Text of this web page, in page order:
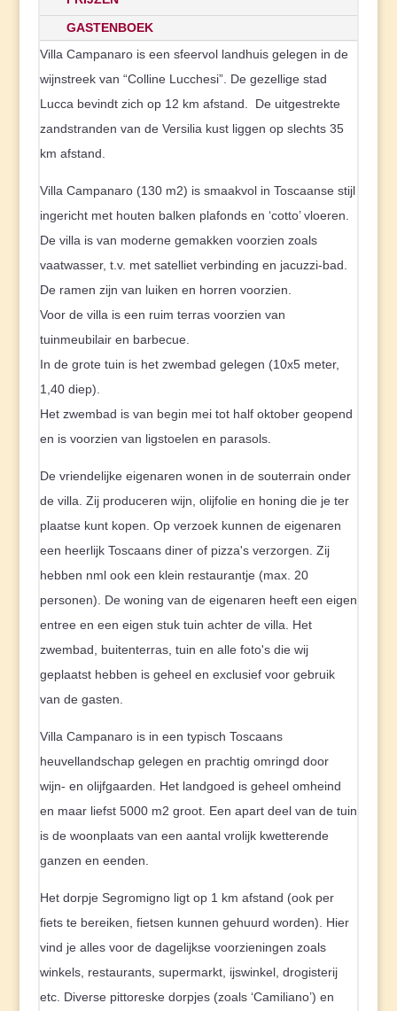
GASTENBOEK
Villa Campanaro is een sfeervol landhuis gelegen in de
wijnstreek van “Colline Lucchesi”. De gezellige stad
Lucca bevindt zich op 12 km afstand. De uitgestrekte
zandstranden van de Versilia kust liggen op slechts 35
km afstand.
Villa Campanaro (130 m2) is smaakvol in Toscaanse stijl
ingericht met houten balken plafonds en ‘cotto’ vloeren.
De villa is van moderne gemakken voorzien zoals
vaatwasser, t.v. met satelliet verbinding en jacuzzi-bad.
De ramen zijn van luiken en horren voorzien.
Voor de villa is een ruim terras voorzien van
tuinmeubilair en barbecue.
In de grote tuin is het zwembad gelegen (10x5 meter,
1,40 diep).
Het zwembad is van begin mei tot half oktober geopend
en is voorzien van ligstoelen en parasols.
De vriendelijke eigenaren wonen in de souterrain onder
de villa. Zij produceren wijn, olijfolie en honing die je ter
plaatse kunt kopen. Op verzoek kunnen de eigenaren
een heerlijk Toscaans diner of pizza's verzorgen. Zij
hebben nml ook een klein restaurantje (max. 20
personen). De woning van de eigenaren heeft een eigen
entree en een eigen stuk tuin achter de villa. Het
zwembad, buitenterras, tuin en alle foto's die wij
geplaatst hebben is geheel en exclusief voor gebruik
van de gasten.
Villa Campanaro is in een typisch Toscaans
heuvellandschap gelegen en prachtig omringd door
wijn- en olijfgaarden. Het landgoed is geheel omheind
en maar liefst 5000 m2 groot. Een apart deel van de tuin
is de woonplaats van een aantal vrolijk kwetterende
ganzen en eenden.
Het dorpje Segromigno ligt op 1 km afstand (ook per
fiets te bereiken, fietsen kunnen gehuurd worden). Hier
vind je alles voor de dagelijkse voorzieningen zoals
winkels, restaurants, supermarkt, ijswinkel, drogisterij
etc. Diverse pittoreske dorpjes (zoals ‘Camiliano’) en